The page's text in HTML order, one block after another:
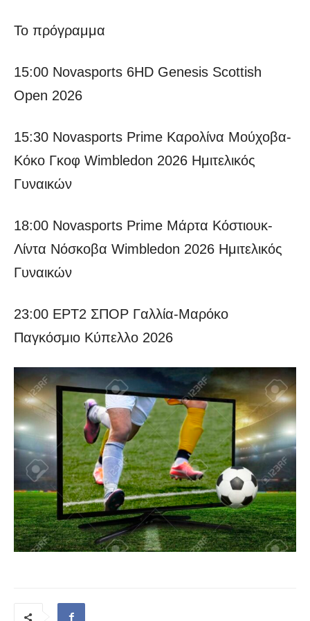
Το πρόγραμμα
15:00 Novasports 6HD Genesis Scottish
Open 2026
15:30 Novasports Prime Καρολίνα Μούχοβα-
Κόκο Γκοφ Wimbledon 2026 Ημιτελικός
Γυναικών
18:00 Novasports Prime Μάρτα Κόστιουκ-
Λίντα Νόσκοβα Wimbledon 2026 Ημιτελικός
Γυναικών
23:00 ΕΡΤ2 ΣΠΟΡ Γαλλία-Μαρόκο
Παγκόσμιο Κύπελλο 2026